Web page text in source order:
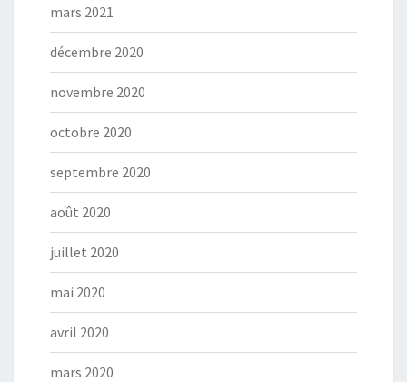
mars 2021
décembre 2020
novembre 2020
octobre 2020
septembre 2020
août 2020
juillet 2020
mai 2020
avril 2020
mars 2020